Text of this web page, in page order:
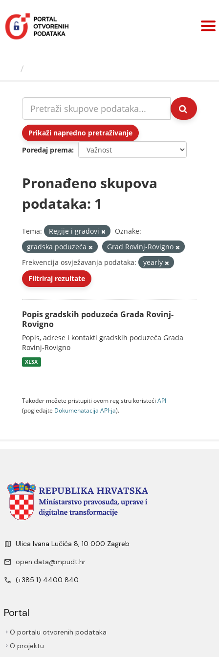
sadržaj
Prikaži napredno pretraživanje
Poredaj prema
Pronađeno skupova
podataka: 1
Tema: Regije i gradovi
Oznake:
gradska poduzeća
Grad Rovinj-Rovigno
Frekvencija osvježavanja podataka:
yearly
Filtriraj rezultate
Popis gradskih poduzeća Grada Rovinj-
Rovigno
Popis, adrese i kontakti gradskih poduzeća Grada
Rovinj-Rovigno
XLSX
Također možete pristupiti ovom registru koristeći API
(pogledajte Dokumenаtаcijа API-jа).